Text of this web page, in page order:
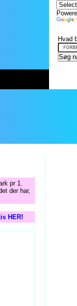
pr 1.
der har,
HER!
Hvad